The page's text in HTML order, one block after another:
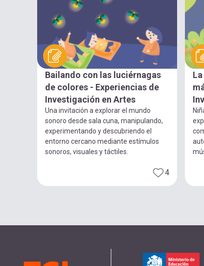
Bailando con las luciérnagas
de colores - Experiencias de
Investigación en Artes
Una invitación a explorar el mundo
sonoro desde sala cuna, manipulando,
experimentando y descubriendo el
entorno cercano mediante estímulos
sonoros, visuales y táctiles.
4